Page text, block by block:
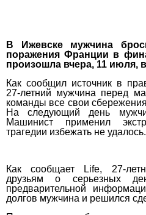
В Ижевске мужчина
поражения Франции в
произошла вчера, 11 июля,
Как сообщил источник в
27-летний мужчина перед
команды все свои
На следующий день
Машинист применил
трагедии избежать не удалось.
Как сообщает Life, 27-
друзьям о серьезных
предварительной
долгов мужчина и решился